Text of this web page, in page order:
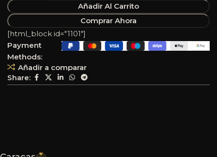
Añadir Al Carrito
Comprar Ahora
Añadir a comparar
Share:
[html_block id="1101"]
Payment
Methods: